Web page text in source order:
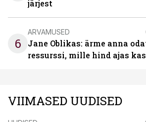
järjest
6
ARVAMUSED
Jane Oblikas: ärme anna
ressurssi, mille hind ajas
VIIMASED UUDISED